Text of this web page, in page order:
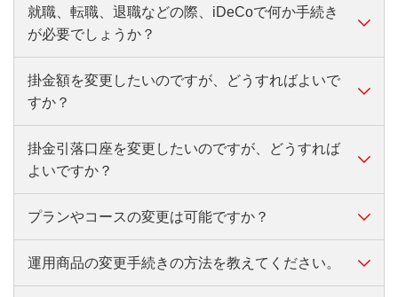
住所・氏名が変わった場合は、所定の変更手続きが必
要です。
お手続きはこちら
就職、転職、退職などの際、iDeCoで何か手続き
が必要でしょうか？
就職・転職・退職などで、企業年金の加入状況や国民
年金の被保険者種別が変わった場合は、所定の変更手
続きが必要です。
お手続きはこちら
掛金額を変更したいのですが、どうすればよいで
すか？
掛金額を変更する場合は、所定の変更手続きが必要で
す。
お手続きはこちら
掛金引落口座を変更したいのですが、どうすれば
よいですか？
掛金の引落口座を変更する場合は、所定の変更手続き
が必要です。
お手続きはこちら
プランやコースの変更は可能ですか？
はい。Aプラン・標準コース・ライトコースからスリ
ムコースへの変更は可能です。ただし、コース変更で
運用商品の変更手続きの方法を教えてください。